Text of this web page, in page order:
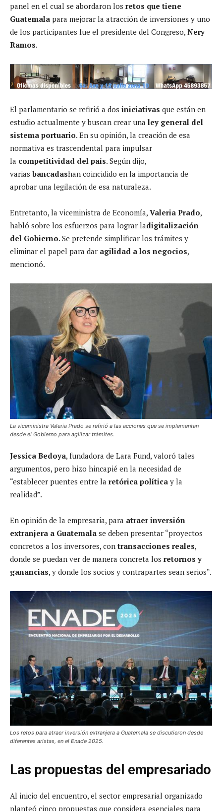
panel en el cual se abordaron los retos que tiene
Guatemala para mejorar la atracción de inversiones y uno
de los participantes fue el presidente del Congreso, Nery
Ramos.
El parlamentario se refirió a dos iniciativas que están en
estudio actualmente y buscan crear una ley general del
sistema portuario. En su opinión, la creación de esa
normativa es trascendental para impulsar
la competitividad del país. Según dijo,
varias bancadashan coincidido en la importancia de
aprobar una legilación de esa naturaleza.
Entretanto, la viceministra de Economía, Valeria Prado,
habló sobre los esfuerzos para lograr ladigitalización
del Gobierno. Se pretende simplificar los trámites y
eliminar el papel para dar agilidad a los negocios,
mencionó.
La viceministra Valeria Prado se refirió a las acciones que se implementan
desde el Gobierno para agilizar trámites.
Jessica Bedoya, fundadora de Lara Fund, valoró tales
argumentos, pero hizo hincapié en la necesidad de
“establecer puentes entre la retórica política y la
realidad”.
En opinión de la empresaria, para atraer inversión
extranjera a Guatemala se deben presentar “proyectos
concretos a los inversores, contransacciones reales,
donde se puedan ver de manera concreta los retornos y
ganancias, y donde los socios y contrapartes sean serios”.
Los retos para atraer inversión extranjera a Guatemala se discutieron desde
diferentes aristas, en el Enade 2025.
Las propuestas del empresariado
Al inicio del encuentro, el sector empresarial organizado
planteó cinco propuestas que considera esenciales para